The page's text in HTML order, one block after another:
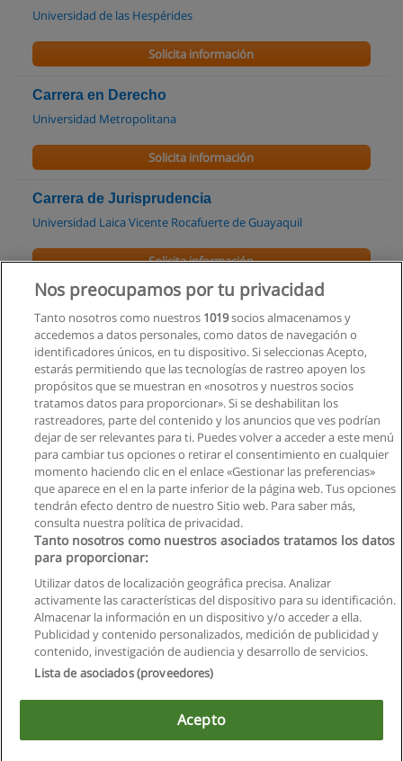
Universidad de las Hespérides
Solicita información
Carrera en Derecho
Universidad Metropolitana
Solicita información
Carrera de Jurisprudencia
Universidad Laica Vicente Rocafuerte de Guayaquil
Solicita información
Carrera de Derecho
Universidad Católica de Santiago de Guayaquil
Solicita información
Curso - Taller Intensivo del COGEP 2019
Ius Lex Ecuador
Solicita información
Privacidad de datos
Contactar con Educaedu
Copyright © Educaedu Business S.L. - CIF : B-95610580: -
Nos preocupamos por tu privacidad
Tanto nosotros como nuestros 1019socios almacenamos y
accedemos a datos personales, como datos de navegación o
identificadores únicos, en tu dispositivo. Si seleccionas Acepto,
estarás permitiendo que las tecnologías de rastreo apoyen los
propósitos que se muestran en «nosotros y nuestros socios
tratamos datos para proporcionar». Si se deshabilitan los
rastreadores, parte del contenido y los anuncios que ves podrían
dejar de ser relevantes para ti. Puedes volver a acceder a este menú
para cambiar tus opciones o retirar el consentimiento en cualquier
momento haciendo clic en el enlace «Gestionar las preferencias»
que aparece en el en la parte inferior de la página web. Tus opciones
tendrán efecto dentro de nuestro Sitio web. Para saber más,
consulta nuestra política de privacidad.
Tanto nosotros como nuestros asociados tratamos los datos
para proporcionar:
Utilizar datos de localización geográfica precisa. Analizar
activamente las características del dispositivo para su identificación.
Almacenar la información en un dispositivo y/o acceder a ella.
Publicidad y contenido personalizados, medición de publicidad y
contenido, investigación de audiencia y desarrollo de servicios.
Lista de asociados (proveedores)
Acepto